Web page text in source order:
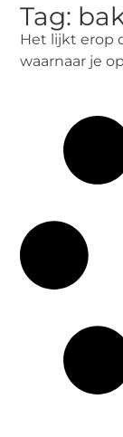
Tag:
Het lijkt erop
waarnaar je